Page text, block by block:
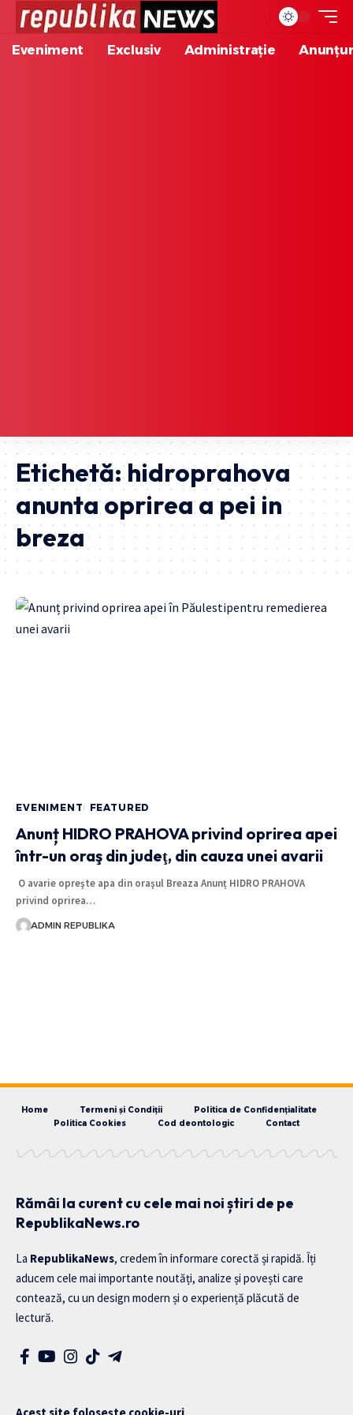
Eveniment Exclusiv Administrație
Etichetă:hidroprahova
anunta oprirea a pei in
breza
EVENIMENT FEATURED
Anunț HIDRO PRAHOVA privind oprirea apei
într-un oraş din judeţ, din cauza unei avarii
O avarie opreşte apa din oraşul Breaza Anunț HIDRO PRAHOVA
privind oprirea…
ADMIN REPUBLIKA
Home Termeni și Condiții
Politica de Confidențialitate
Politica Cookies
Cod deontologic Contact
Rămâi la curent cu cele mai noi știri de pe
RepublikaNews.ro
La RepublikaNews, credem în informare corectă și rapidă. Îți
aducem cele mai importante noutăți, analize și povești care
contează, cu un design modern și o experiență plăcută de
lectură.
Acest site folosește cookie-uri